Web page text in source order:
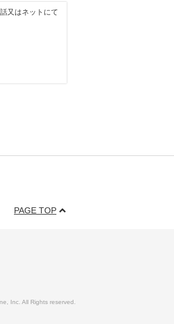
又はネットにて
PAGE TOP
Inc. All Rights reserved.